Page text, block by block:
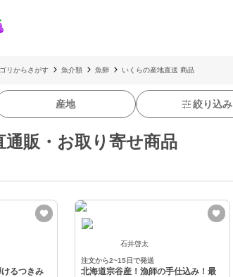
リからさがす 魚介類 魚卵 いくらの産地直送 商品
産地 絞り込み
通販・お取り寄せ商品
けるつきみ
石井啓太
注文から2~15日で発送
北海道宗谷産！漁師の手仕込み！最